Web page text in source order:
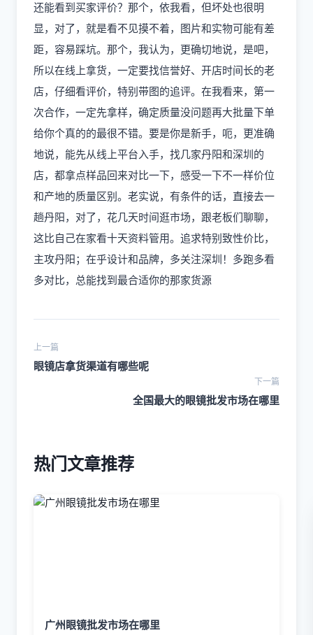
还能看到买家评价？那个，依我看，但坏处也很明
显，对了，就是看不见摸不着，图片和实物可能有差
距，容易踩坑。那个，我认为，更确切地说，是吧，
所以在线上拿货，一定要找信誉好、开店时间长的老
店，仔细看评价，特别带图的追评。在我看来，第一
次合作，一定先拿样，确定质量没问题再大批量下单
给你个真的的最很不错。要是你是新手，呃，更准确
地说，能先从线上平台入手，找几家丹阳和深圳的
店，都拿点样品回来对比一下，感受一下不一样价位
和产地的质量区别。老实说，有条件的话，直接去一
趟丹阳，对了，花几天时间逛市场，跟老板们聊聊，
这比自己在家看十天资料管用。追求特别致性价比，
主攻丹阳；在乎设计和品牌，多关注深圳！多跑多看
多对比，总能找到最合适你的那家货源
上一篇
眼镜店拿货渠道有哪些呢
下一篇
全国最大的眼镜批发市场在哪里
热门文章推荐
广州眼镜批发市场在哪里